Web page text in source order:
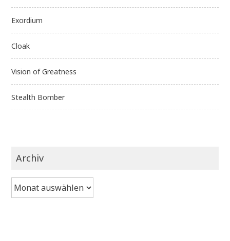
Exordium
Cloak
Vision of Greatness
Stealth Bomber
Archiv